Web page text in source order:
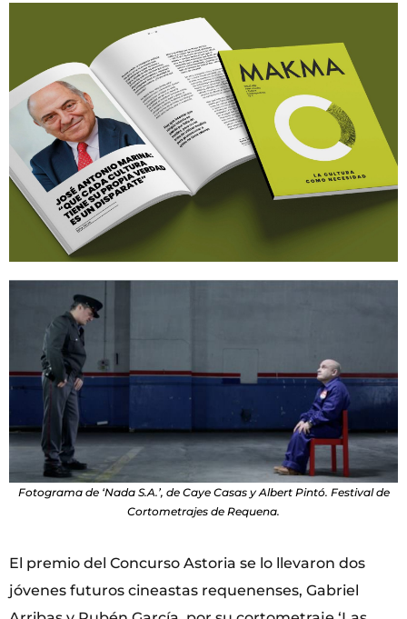
Fotograma de ‘Nada S.A.’, de Caye Casas y Albert Pintó. Festival de
Cortometrajes de Requena.
El premio del Concurso Astoria se lo llevaron dos
jóvenes futuros cineastas requenenses, Gabriel